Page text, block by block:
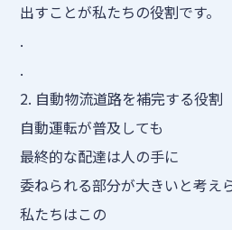
出すことが私たちの役割です。
.
.
2. 自動物流道路を補完する役割
自動運転が普及しても
最終的な配達は人の手に
委ねられる部分が大きいと考え
私たちはこの